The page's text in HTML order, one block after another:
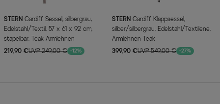
STERN
Edelstahl/Textil, 57 x 61 x 92 cm,
stapelbar, Teak Armlehnen
219,90 €UVP 249,00 € -12%
STERN
silber/silbergrau, Edelstahl/Textilene,
Armlehnen Teak
399,90 €UVP 549,00 € -27%